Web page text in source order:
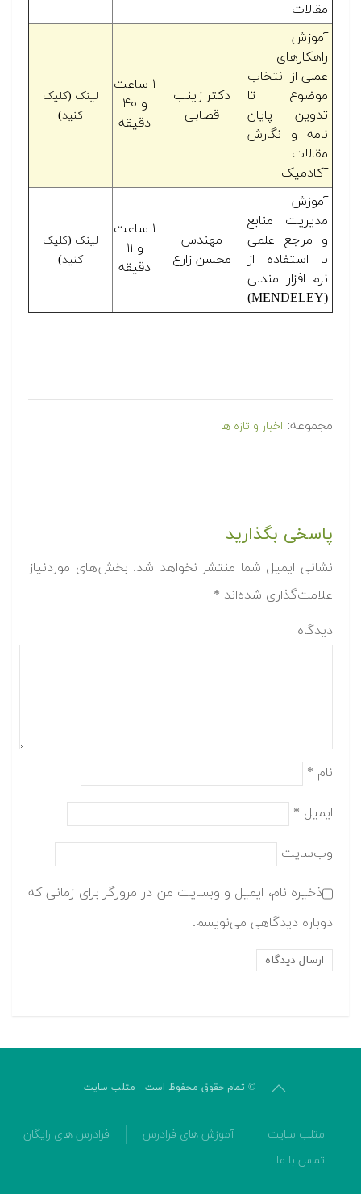
مقالات
آموزش
راهکارهای
عملی از انتخاب
موضوع تا
تدوین پایان
نامه و نگارش
مقالات
آکادمیک
دکتر زینب
قصابی
۱ ساعت
و ۴۰
دقیقه
لینک (کلیک
کنید)
آموزش
مدیریت منابع
و مراجع علمی
با استفاده از
نرم افزار مندلی
(MENDELEY)
مهندس
محسن زارع
۱ ساعت
و ۱۱
دقیقه
لینک (کلیک
کنید)
مجموعه: اخبار و تازه ها
پاسخی بگذارید
نشانی ایمیل شما منتشر نخواهد شد. بخش‌های موردنیاز
علامت‌گذاری شده‌اند *
دیدگاه
نام *
ایمیل *
وب‌سایت
ذخیره نام، ایمیل و وبسایت من در مرورگر برای زمانی که
دوباره دیدگاهی می‌نویسم.
© تمام حقوق محفوظ است - متلب سایت
متلب سایت آموزش های فرادرس
فرادرس های رایگان
تماس با ما